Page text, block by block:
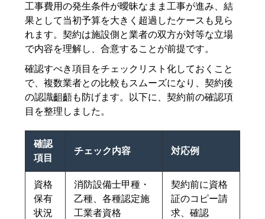
工事費用の発生条件が曖昧なまま工事が進み、結
果として当初予算を大きく超過したケースも見ら
れます。契約は施設側と業者の双方が対等な立場
で内容を理解し、合意することが前提です。
確認すべき項目をチェックリスト化しておくこと
で、複数業者との比較もスムーズになり、契約後
の認識齟齬も防げます。以下に、契約前の確認項
目を整理しました。
確認
項目
チェック内容 対応例
資格
保有
状況
消防設備士甲種・
乙種、各種認定施
工業者資格
契約前に資格
証のコピー請
求、確認